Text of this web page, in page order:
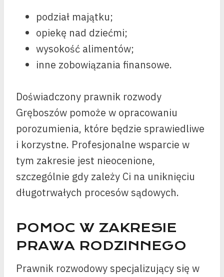
podział majątku;
opiekę nad dziećmi;
wysokość alimentów;
inne zobowiązania finansowe.
Doświadczony prawnik rozwody
Gręboszów pomoże w opracowaniu
porozumienia, które będzie sprawiedliwe
i korzystne. Profesjonalne wsparcie w
tym zakresie jest nieocenione,
szczególnie gdy zależy Ci na uniknięciu
długotrwałych procesów sądowych.
POMOC W ZAKRESIE
PRAWA RODZINNEGO
Prawnik rozwodowy specjalizujący się w